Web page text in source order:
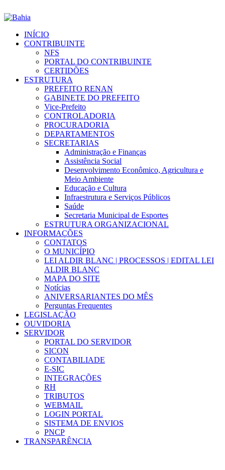
INÍCIO
CONTRIBUINTE
NFS
PORTAL DO CONTRIBUINTE
CERTIDÕES
ESTRUTURA
PREFEITO RENAN
GABINETE DO PREFEITO
Vice-Prefeito
CONTROLADORIA
PROCURADORIA
DEPARTAMENTOS
SECRETARIAS
Administração e Finanças
Assistência Social
Desenvolvimento Econômico, Agricultura e
Meio Ambiente
Educação e Cultura
Infraestrutura e Serviços Públicos
Saúde
Secretaria Municipal de Esportes
ESTRUTURA ORGANIZACIONAL
INFORMAÇÕES
CONTATOS
O MUNICÍPIO
LEI ALDIR BLANC | PROCESSOS | EDITAL LEI
ALDIR BLANC
MAPA DO SITE
Notícias
ANIVERSARIANTES DO MÊS
Perguntas Frequentes
LEGISLAÇÃO
OUVIDORIA
SERVIDOR
PORTAL DO SERVIDOR
SICON
CONTABILIADE
E-SIC
INTEGRAÇÕES
RH
TRIBUTOS
WEBMAIL
LOGIN PORTAL
SISTEMA DE ENVIOS
PNCP
TRANSPARÊNCIA